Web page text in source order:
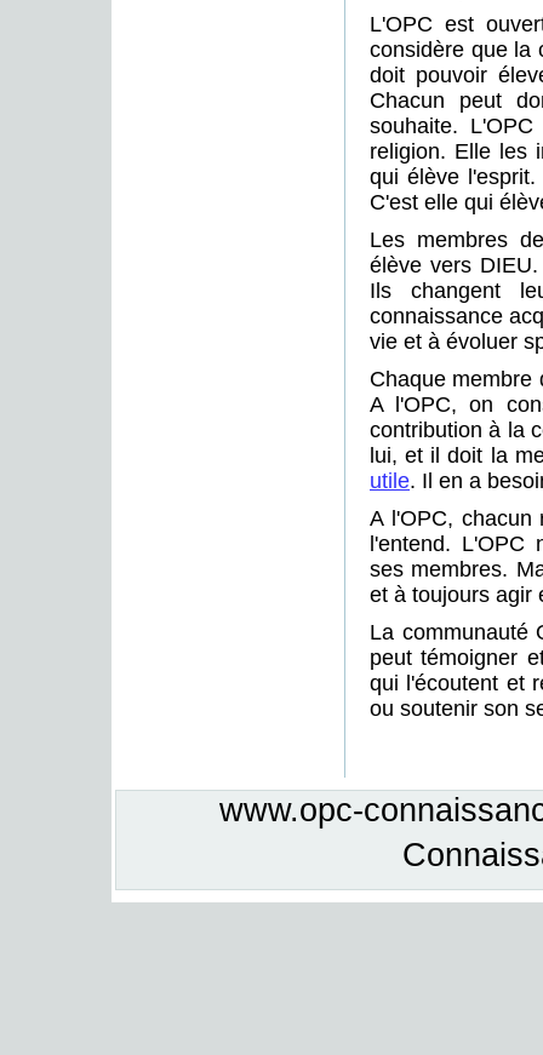
L'OPC est
considère que la
doit pouvoir
Chacun peut
souhaite.
religion. Elle les
qui élève
C'est elle qui
Les membres
élève vers
Ils changent
connaissance
vie et à évoluer
Chaque membre
A l'OPC, on
contribution à la
lui, et il doit la
utile. Il en a
A l'OPC,
l'entend. L'OPC
ses membres.
et à toujours agir
La communauté
peut témoigner
qui l'écoutent et
ou soutenir son
www.opc-